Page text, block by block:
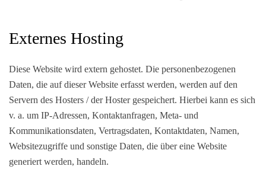
Externes Hosting
Diese Website wird extern gehostet. Die personenbezogenen
Daten, die auf dieser Website erfasst werden, werden auf den
Servern des Hosters / der Hoster gespeichert. Hierbei kann es sich
v. a. um IP-Adressen, Kontaktanfragen, Meta- und
Kommunikationsdaten, Vertragsdaten, Kontaktdaten, Namen,
Websitezugriffe und sonstige Daten, die über eine Website
generiert werden, handeln.